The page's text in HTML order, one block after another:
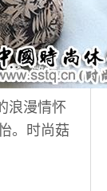
漫情怀
。时尚菇